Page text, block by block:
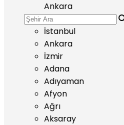
Ankara
İstanbul
Ankara
İzmir
Adana
Adıyaman
Afyon
Ağrı
Aksaray